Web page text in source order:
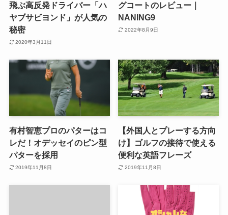
飛ぶ高反発ドライバー「ハ
ヤブサビヨンド」が人気の
秘密
2020年3月11日
グコートのレビュー｜
NANING9
2022年8月9日
有村智恵プロのパターはコ
レだ！オデッセイのピン型
パターを採用
2019年11月8日
【外国人とプレーする方向
け】ゴルフの接待で使える
便利な英語フレーズ
2019年11月8日